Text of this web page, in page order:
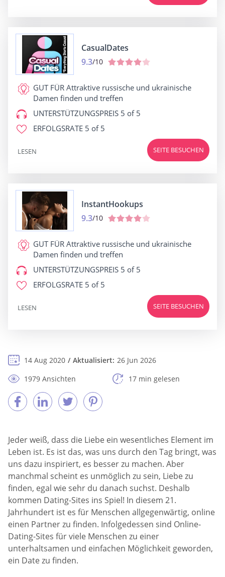
CasualDates
9.3/10
GUT FÜR Attraktive russische und ukrainische
Damen finden und treffen
UNTERSTÜTZUNGSPREIS 5 of 5
ERFOLGSRATE 5 of 5
SEITE BESUCHEN
LESEN
InstantHookups
9.3/10
GUT FÜR Attraktive russische und ukrainische
Damen finden und treffen
UNTERSTÜTZUNGSPREIS 5 of 5
ERFOLGSRATE 5 of 5
SEITE BESUCHEN
LESEN
14 Aug 2020 Aktualisiert: 26 Jun 2026
1979 Ansichten
17 min gelesen
Jeder weiß, dass die Liebe ein wesentliches Element im
Leben ist. Es ist das, was uns durch den Tag bringt, was
uns dazu inspiriert, es besser zu machen. Aber
manchmal scheint es unmöglich zu sein, Liebe zu
finden, egal wie sehr du danach suchst. Deshalb
kommen Dating-Sites ins Spiel! In diesem 21.
Jahrhundert ist es für Menschen allgegenwärtig, online
einen Partner zu finden. Infolgedessen sind Online-
Dating-Sites für viele Menschen zu einer
unterhaltsamen und einfachen Möglichkeit geworden,
ein Date zu finden.